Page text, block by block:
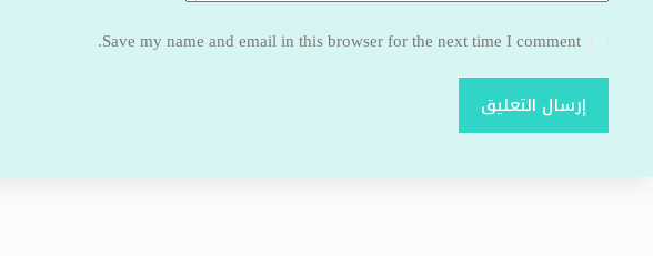
Save my name and email in this browser for the next time I comment.
إرسال التعليق